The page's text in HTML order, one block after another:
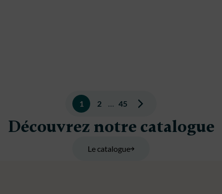
Pagination
des
publications
1 2 … 45
Découvrez notre catalogue
Le catalogue